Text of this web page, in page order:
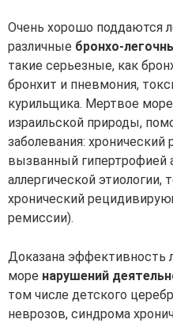
Очень хорошо поддаются
различные бронхо-
такие серьезные, как
бронхит и пневмония,
курильщика. Мертвое
израильской природы,
заболевания: хронический
вызванный гипертрофией
аллергической этиологии,
хронический
ремиссии).
Доказана эффективность
море нарушений
том числе детского
неврозов, синдрома